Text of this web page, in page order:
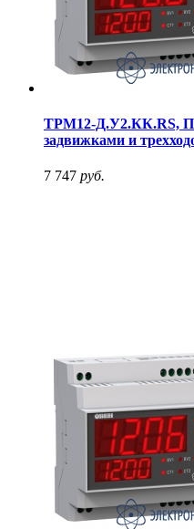
ТРМ12-Д.У2.КК.RS,
задвижками и
7 747 руб.